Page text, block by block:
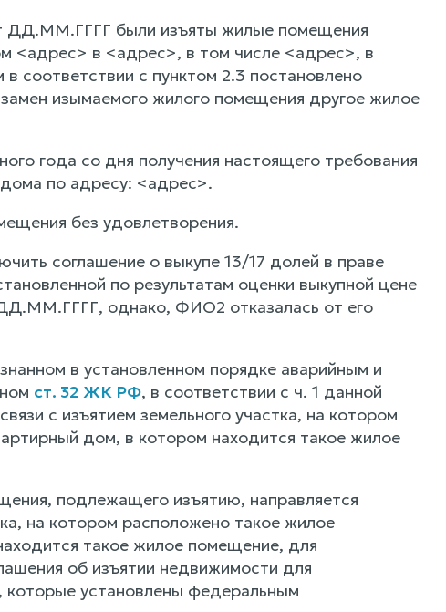
ДД.ММ.ГГГГ были изъяты жилые помещения
<адрес> в <адрес>, в том числе <адрес>, в
с пунктом 2.3 постановлено
изымаемого жилого помещения другое жилое
года со дня получения настоящего требования
по адресу: <адрес>.
без удовлетворения.
соглашение о выкупе 13/17 долей в праве
по результатам оценки выкупной цене
однако, ФИО2 отказалась от его
в установленном порядке аварийным и
ст. 32 ЖК РФ, в соответствии с ч. 1 данной
с изъятием земельного участка, на котором
дом, в котором находится такое жилое
подлежащего изъятию, направляется
на котором расположено такое жилое
такое жилое помещение, для
об изъятии недвижимости для
которые установлены федеральным